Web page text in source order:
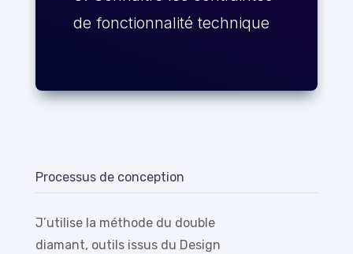
de fonctionnalité technique
Processus de conception
J’utilise la méthode du double
diamant, outils issus du Design